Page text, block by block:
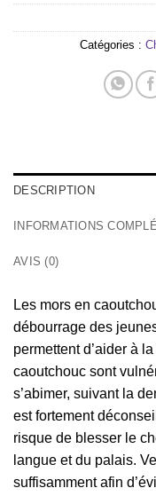
Catégories :
DESCRIPTION
INFORMATIONS
AVIS (0)
Les mors en
débourrage des
permettent d’aider à
caoutchouc sont
s’abimer, suivant la
est fortement
risque de blesser le
langue et du palais.
suffisamment afin